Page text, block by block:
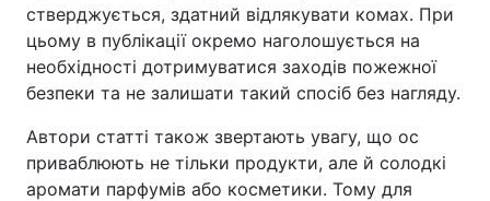
стверджується, здатний відлякувати комах. При
цьому в публікації окремо наголошується на
необхідності дотримуватися заходів пожежної
безпеки та не залишати такий спосіб без нагляду.
Автори статті також звертають увагу, що ос
приваблюють не тільки продукти, але й солодкі
аромати парфумів або косметики. Тому для